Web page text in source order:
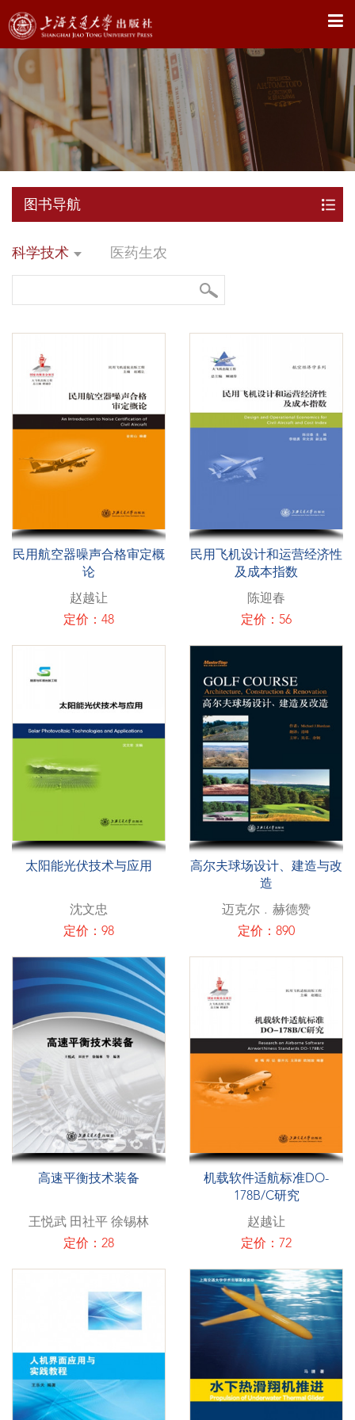
X
图书导航
科学技术 医药生农
民用航空器噪声合格审定概
论
赵越让
定价：48
民用飞机设计和运营经济性
及成本指数
陈迎春
定价：56
太阳能光伏技术与应用
沈文忠
定价：98
高尔夫球场设计、建造与改
造
迈克尔﹒赫德赞
定价：890
高速平衡技术装备
王悦武 田社平 徐锡林
定价：28
机载软件适航标准DO-
178B/C研究
赵越让
定价：72